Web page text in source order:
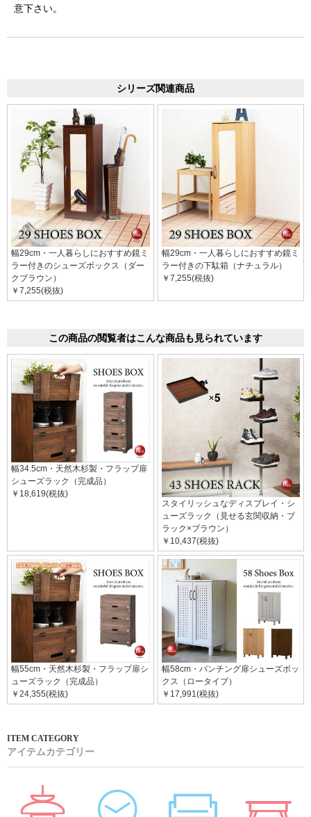
意下さい。
シリーズ関連商品
幅29cm・一人暮らしにおすすめ鏡ミ
ラー付きのシューズボックス（ダー
クブラウン）
￥7,255(税抜)
幅29cm・一人暮らしにおすすめ鏡ミ
ラー付きの下駄箱（ナチュラル）
￥7,255(税抜)
この商品の閲覧者はこんな商品も見られています
幅34.5cm・天然木杉製・フラップ扉
シューズラック（完成品）
￥18,619(税抜)
スタイリッシュなディスプレイ・シ
ューズラック（見せる玄関収納・ブ
ラック×ブラウン）
￥10,437(税抜)
幅55cm・天然木杉製・フラップ扉シ
ューズラック（完成品）
￥24,355(税抜)
幅58cm・パンチング扉シューズボッ
クス（ロータイプ）
￥17,991(税抜)
アイテムカテゴリー